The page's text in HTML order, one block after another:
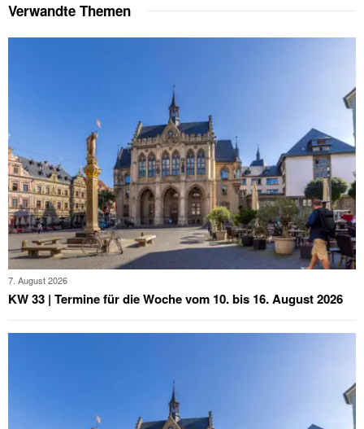
Verwandte Themen
7. August 2026
KW 33 | Termine für die Woche vom 10. bis 16. August 2026